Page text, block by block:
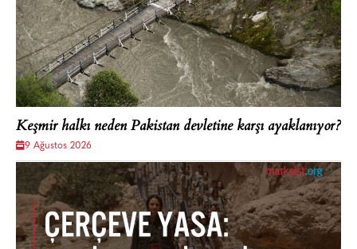
Keşmir halkı neden Pakistan devletine karşı ayaklanıyor?
9 Ağustos 2026